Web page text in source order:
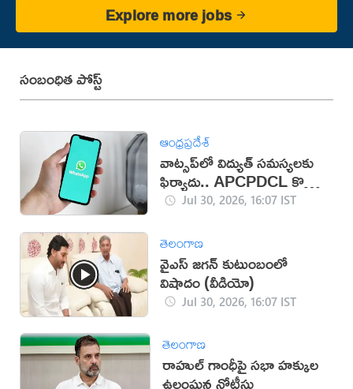
Explore more jobs
సంబంధిత పోస్ట్
ఆంధ్రప్రదేశ్
వాట్సప్‌లో విద్యుత్ సమస్యలకు
ఫిర్యాదు.. APCPDCL కొత్త
సేవలుJul 30, 2026, 16:07 IST
తెలంగాణ
వైఎస్ జగన్ కుటుంబంలో
విషాదం (వీడియో)
Jul 30, 2026, 16:07 IST
తెలంగాణ
రాహుల్ గాంధీపై సభా హక్కుల